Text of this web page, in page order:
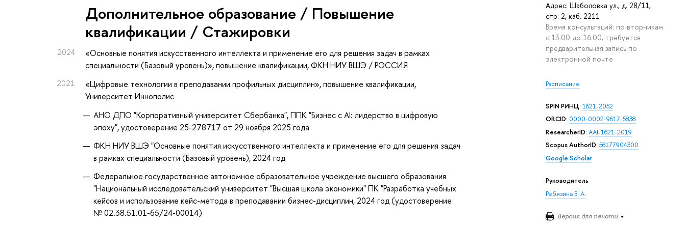
Адрес: Шаболовка ул., д. 28/11,
стр. 2, каб. 2211
Время консультаций: по вторникам
с 13.00 до 16.00, требуется
предварительная запись по
электронной почте
Расписание
SPIN РИНЦ: 1621-2052
ORCID: 0000-0002-9617-5838
ResearcherID: AAI-1621-2019
Scopus AuthorID: 56177904300
Google Scholar
Руководитель
Ребязина В. А.
Версия для печати
Дополнительное образование / Повышение
квалификации / Стажировки
2024
«Основные понятия искусственного интеллекта и применение его для решения задач в рамках
специальности (Базовый уровень)», повышение квалификации, ФКН НИУ ВШЭ / РОССИЯ
2021 «Цифровые технологии в преподавании профильных дисциплин», повышение квалификации,
Университет Иннополис
АНО ДПО "Корпоративный университет Сбербанка", ППК "Бизнес с AI: лидерство в цифровую
эпоху", удостоверение 25-278717 от 29 ноября 2025 года
ФКН НИУ ВШЭ "Основные понятия искусственного интеллекта и применение его для решения задач
в рамках специальности (Базовый уровень), 2024 год
Федеральное государственное автономное образовательное учреждение высшего образования
"Национальный исследовательский университет "Высшая школа экономики" ПК "Разработка учебных
кейсов и использование кейс-метода в преподавании бизнес-дисциплин, 2024 год (удостоверение
№ 02.38.51.01-65/24-00014)